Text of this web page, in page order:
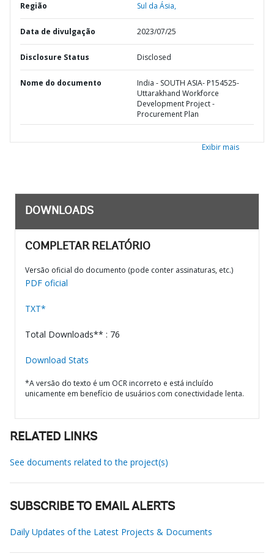
Região Sul da Ásia,
Data de divulgação 2023/07/25
Disclosure Status Disclosed
Nome do documento
India - SOUTH ASIA- P154525-
Uttarakhand Workforce
Development Project -
Procurement Plan
Exibir mais
DOWNLOADS
COMPLETAR RELATÓRIO
Versão oficial do documento (pode conter assinaturas, etc.)
PDF oficial
TXT*
Total Downloads** : 76
Download Stats
*A versão do texto é um OCR incorreto e está incluído
unicamente em benefício de usuários com conectividade lenta.
RELATED LINKS
See documents related to the project(s)
SUBSCRIBE TO EMAIL ALERTS
Daily Updates of the Latest Projects & Documents